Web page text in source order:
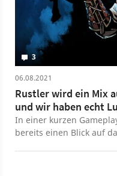
3
06.08.2021
Rustler wird ein Mix
und wir haben echt
In einer kurzen
bereits einen Blick auf